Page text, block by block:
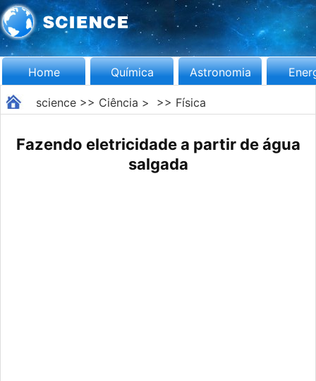
Home Química Astronomia
science>> Ciência > >> Física
Fazendo eletricidade a partir de água
salgada